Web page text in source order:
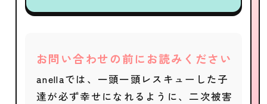
お問い合わせの前にお読みください
anellaでは、一頭一頭レスキューした子
達が必ず幸せになれるように、二次被害